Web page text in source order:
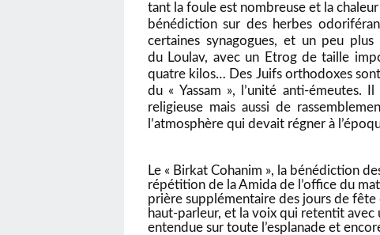
tant la foule est nombreuse et la
bénédiction sur des herbes
certaines synagogues, et un peu
du Loulav, avec un Etrog de taille
quatre kilos… Des Juifs orthodoxes
du « Yassam », l’unité anti-émeutes.
religieuse mais aussi de
l’atmosphère qui devait régner à
Le « Birkat Cohanim », la bénédiction
répétition de laAmida de l’office du
prière supplémentaire des jours de
haut-parleur, et la voix qui retentit avec
entendue sur toute l’esplanade et